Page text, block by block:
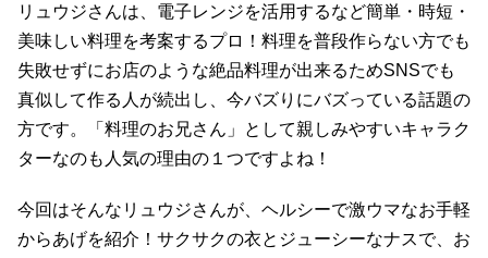
リュウジさんは、電子レンジを活用するなど簡単・時短・
美味しい料理を考案するプロ！料理を普段作らない方でも
失敗せずにお店のような絶品料理が出来るためSNSでも
真似して作る人が続出し、今バズりにバズっている話題の
方です。「料理のお兄さん」として親しみやすいキャラク
ターなのも人気の理由の１つですよね！
今回はそんなリュウジさんが、ヘルシーで激ウマなお手軽
からあげを紹介！サクサクの衣とジューシーなナスで、お